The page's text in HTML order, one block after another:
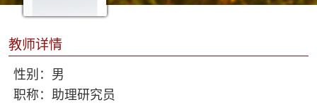
教师详情
性别：男
职称：助理研究员